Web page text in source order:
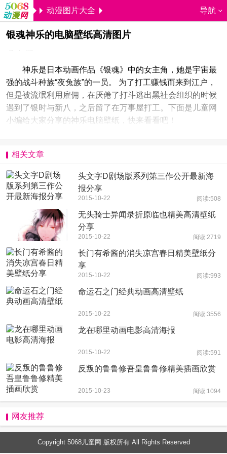
动漫图片大全 导航
银魂神乐的电脑壁纸高清图片
神乐是日本动画作品《银魂》中的女主角，她是宇宙最
强的战斗种族“夜兔族”的一员。 为了打工赚钱而来到江户，
但是被流氓利用雇佣，在厌倦了打斗逃出黑社会组织的时候
遇到了银时与新八，之后留了在万事屋打工。下面是儿童网
小编给大家分享的神乐电脑壁纸，快来看看吧！
相关文章
头文字D剧场版系列第三作公开最新海
报分享
2015-10-22 阅读:508
无头骑士异闻录折原临也精美高清壁纸
分享
2015-10-22 阅读:2719
长门有希酱的消失凉宫春日精美壁纸分
享
2015-10-22 阅读:993
命运石之门经典动画高清壁纸
2015-10-22 阅读:3556
龙在哪里动画电影高清海报
2015-10-22 阅读:591
反叛的鲁鲁修吾皇鲁鲁修精美插画欣赏
2015-10-23 阅读:1094
网友推荐
Copyright 5068儿童网 版权所有 All Rights Reserved